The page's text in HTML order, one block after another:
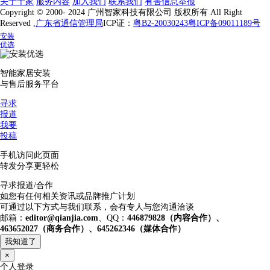
Copyright © 2000- 2024 广州智家科技有限公司 版权所有 All Right
Reserved ,广东省通信管理局ICP证： 粤B2-20030243粤ICP备09011189号
安装
优选
智能家居安装
与售后服务平台
寻求
报道
我要
投稿
手机访问此页面
转发分享更轻松
寻求报道/合作
如您有任何相关资讯或品牌推广计划
可通过以下方式与我们联系，会有专人与您沟通洽谈
邮箱： editor@qianjia.com、QQ： 446879828（内容合作）、
463652027（商务合作）、645262346（媒体合作）
我知道了
×
个人登录